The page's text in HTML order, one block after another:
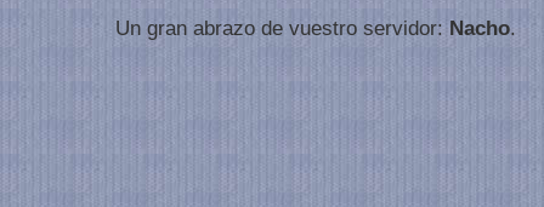
Un gran abrazo de vuestro servidor: Nacho.